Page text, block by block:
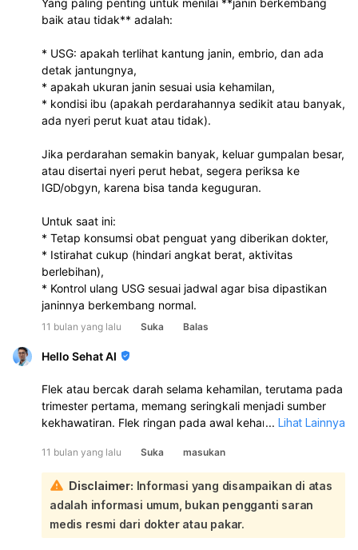
baik atau tidak** adalah:
* USG: apakah terlihat kantung janin, embrio, dan ada
detak jantungnya,
* apakah ukuran janin sesuai usia kehamilan,
* kondisi ibu (apakah perdarahannya sedikit atau banyak,
ada nyeri perut kuat atau tidak).
Jika perdarahan semakin banyak, keluar gumpalan besar,
atau disertai nyeri perut hebat, segera periksa ke
IGD/obgyn, karena bisa tanda keguguran.
Untuk saat ini:
* Tetap konsumsi obat penguat yang diberikan dokter,
* Istirahat cukup (hindari angkat berat, aktivitas
berlebihan),
* Kontrol ulang USG sesuai jadwal agar bisa dipastikan
janinnya berkembang normal.
11 bulan yang lalu Suka Balas
Hello Sehat AI
Flek atau bercak darah selama kehamilan, terutama pada
trimester pertama, memang seringkali menjadi sumber
kekhawatiran. Flek ringan pada awal kehamilan bisa jadi
embrio menempel pada dinding rahim. Namun, flek juga
bisa menjadi tanda kondisi yang memerlukan perhatian
lebih lanjut:
Melihat riwayat flek yang berulang dan adanya gumpalan
atau selaput kecil yang Anda sebutkan, sangat
disarankan untuk segera berkonsultasi kembali dengan
... Lihat Lainnya
11 bulan yang lalu Suka masukan
Disclaimer: Informasi yang disampaikan di atas
adalah informasi umum, bukan pengganti saran
medis resmi dari dokter atau pakar.